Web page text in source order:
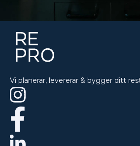
Vi planerar, levererar & bygger ditt